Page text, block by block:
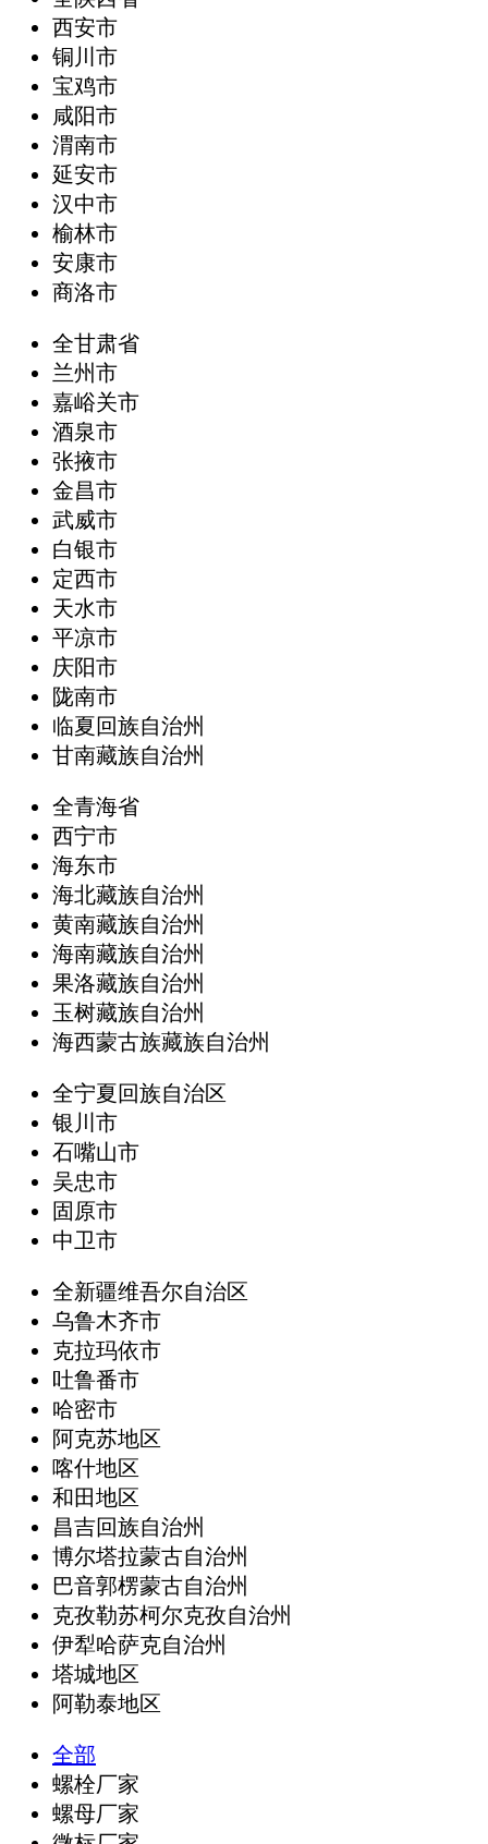
西安市
铜川市
宝鸡市
咸阳市
渭南市
延安市
汉中市
榆林市
安康市
商洛市
全甘肃省
兰州市
嘉峪关市
酒泉市
张掖市
金昌市
武威市
白银市
定西市
天水市
平凉市
庆阳市
陇南市
临夏回族自治州
甘南藏族自治州
全青海省
西宁市
海东市
海北藏族自治州
黄南藏族自治州
海南藏族自治州
果洛藏族自治州
玉树藏族自治州
海西蒙古族藏族自治州
全宁夏回族自治区
银川市
石嘴山市
吴忠市
固原市
中卫市
全新疆维吾尔自治区
乌鲁木齐市
克拉玛依市
吐鲁番市
哈密市
阿克苏地区
喀什地区
和田地区
昌吉回族自治州
博尔塔拉蒙古自治州
巴音郭楞蒙古自治州
克孜勒苏柯尔克孜自治州
伊犁哈萨克自治州
塔城地区
阿勒泰地区
全部
螺栓厂家
螺母厂家